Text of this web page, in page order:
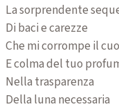
La sorprendente
Di baci e carezze
Che mi corrompe il
E colma del tuo
Nella trasparenza
Della luna necessaria